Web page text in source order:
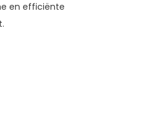
en efficiënte